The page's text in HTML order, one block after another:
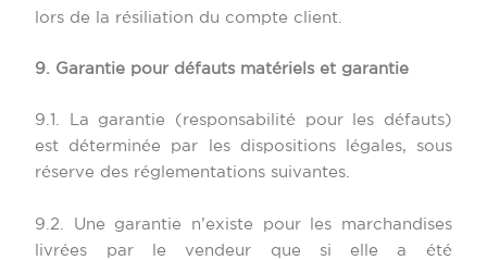
lors de la résiliation du compte client.
9. Garantie pour défauts matériels et garantie
9.1. La garantie (responsabilité pour les défauts)
est déterminée par les dispositions légales, sous
réserve des réglementations suivantes.
9.2. Une garantie n’existe pour les marchandises
livrées par le vendeur que si elle a été